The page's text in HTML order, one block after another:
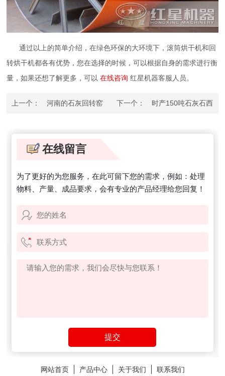
通过以上的简单介绍，在绿色环保的大环境下，滚筒烘干机和回
转烘干机都各有优势，您在选择的时候，可以根据自身的需求进行衡
量，如果还想了解更多，可以 在线咨询 红星机器客服人员。
上一个：
河南的石灰回转窑
下一个：
时产150吨石灰石西
在线留言
为了更好的为您服务，在此可留下您的需求，例如：处理
物料、产量、成品要求，会有专业的产品经理给您回复！
网站首页 产品中心 关于我们 联系我们